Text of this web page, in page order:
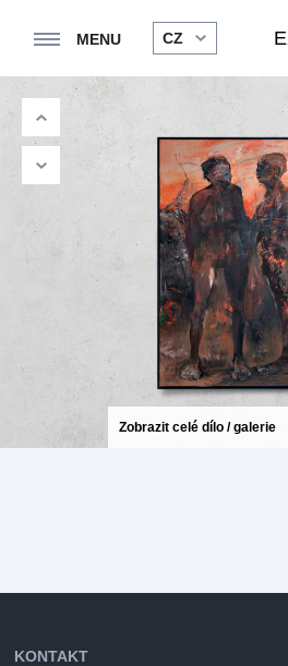
MENU CZ
Zobrazit celé dílo / galerie
KONTAKT